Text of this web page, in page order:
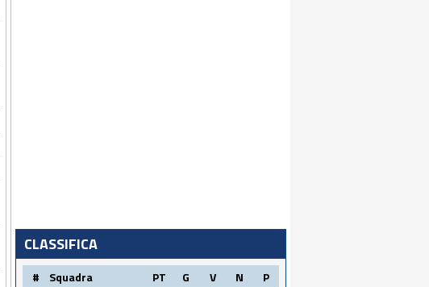
CLASSIFICA
# Squadra PT G V N P